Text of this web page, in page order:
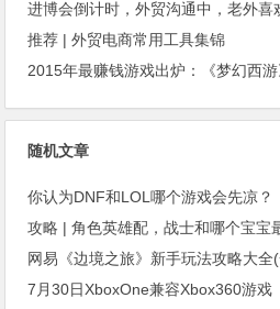
推荐 | 外贸电商常用工具集锦
随机文章
你认为DNF和LOL哪个游戏会先凉？
攻略 | 角色英雄配，战士和哪个宝宝
网易《边境之旅》新手玩法攻略大全